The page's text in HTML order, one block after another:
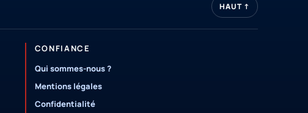
HAUT ↑
CONFIANCE
Qui sommes-nous ?
Mentions légales
Confidentialité